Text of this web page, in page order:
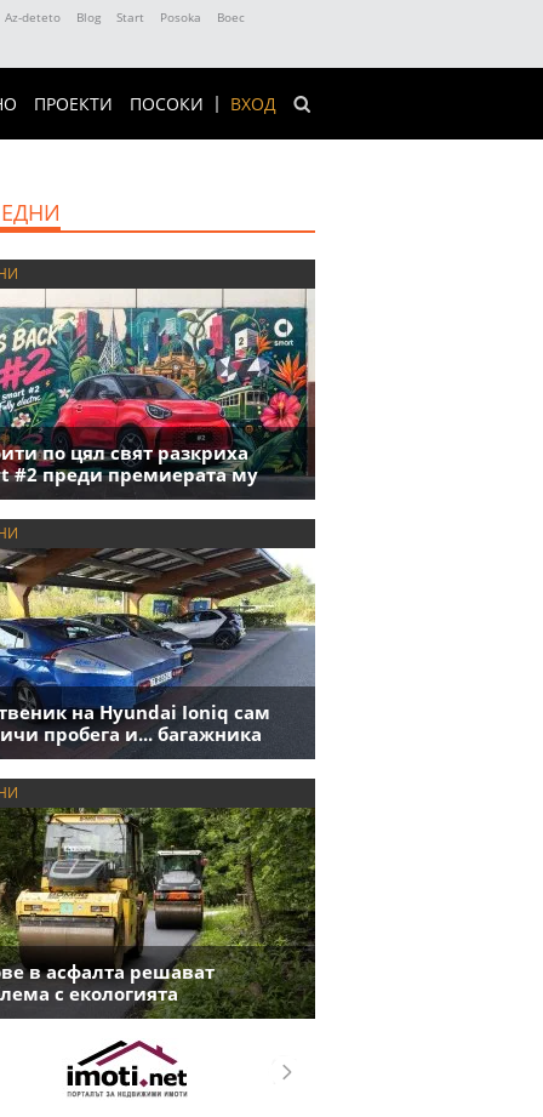
Az-deteto Blog Start Posoka
Boec
ВХОД
ПРОЕКТИ ПОСОКИ
по цял свят разкриха
#2 преди премиерата му
на Hyundai Ioniq сам
пробега и... багажника
в асфалта решават
с екологията